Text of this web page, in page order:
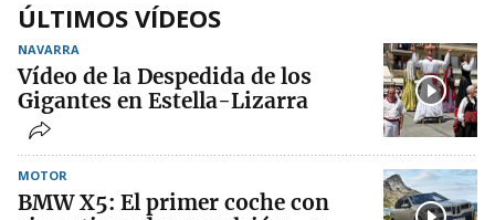
ÚLTIMOS VÍDEOS
NAVARRA
Vídeo de la Despedida de los
Gigantes en Estella-Lizarra
MOTOR
BMW X5: El primer coche con